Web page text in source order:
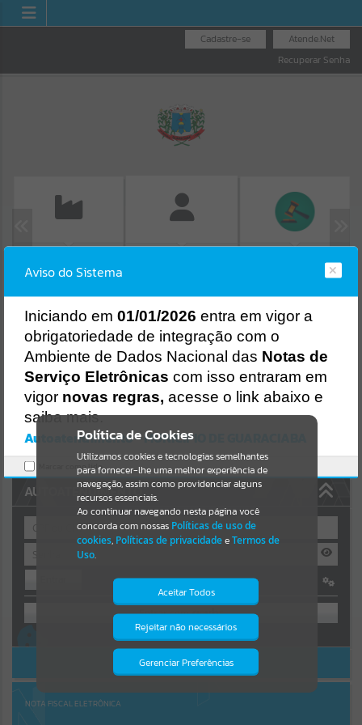
Atende.Net
Cadastre-se
Recuperar Senha
ISS/ALVARÁ
Resultados para""
Portais
Por favor, aguarde...
NOTÍCIAS
Por favor, aguarde...
Por favor, aguarde...
AUTOATENDIMENTO
OU
Cadastre-se|Recuperar Senha
ACESSAR SEM LOGIN
NOTA FISCAL ELETRÔNICA
Política de Cookies
Utilizamos cookies e tecnologias semelhantes
para fornecer-lhe uma melhor experiência de
navegação, assim como providenciar alguns
recursos essenciais.
Ao continuar navegando nesta página você
concorda com nossas Políticas de uso de
cookies, Políticas de privacidadeeTermos de
Uso.
Aceitar Todos
Rejeitar não necessários
Gerenciar Preferências
Isto significa que diversos recursos
providenciados poderão não estar
Aviso do Sistema
Iniciando em 01/01/2026 entra em vigor a
obrigatoriedade de integração com o
Ambiente de Dados Nacional das Notas de
Serviço Eletrônicas com isso entraram em
vigor novas regras, acesse o link abaixo e
saiba mais.
Autoatendimento - MUNICIPIO DE GUARACIABA
Marcar como lido.
Erro
SISTEMA
Gerenciamento do Sistema
CÓDIGO DA MENSAGEM:EST-000040
Ocorreu um erro de script:
Uncaught SyntaxError: Unexpected token '('
https://guaraciaba.atende.net/https:/guaraciaba.atende.net/cidadao/
pagina/licitacao-dispensa-04-2019-processo-licitatorio-462019-
pmgba/static/bundle/wpo_index_2_base_l2_portal_editores_sync_
d9fb77cfd5741fafc9972edc7a641fea.js?v=83d4f602:47
Verificar Mais Detalhes
OK